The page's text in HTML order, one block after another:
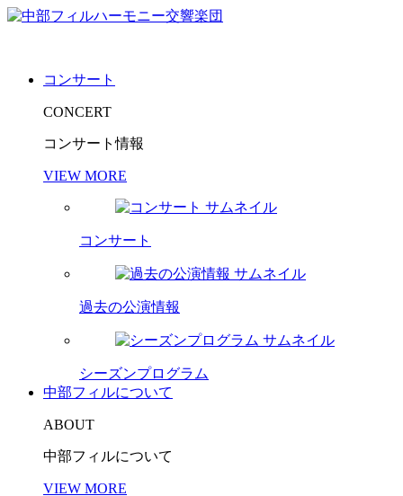
コンサート
CONCERT
コンサート情報
VIEW MORE
コンサート
過去の公演情報
シーズンプログラム
中部フィルについて
ABOUT
中部フィルについて
VIEW MORE